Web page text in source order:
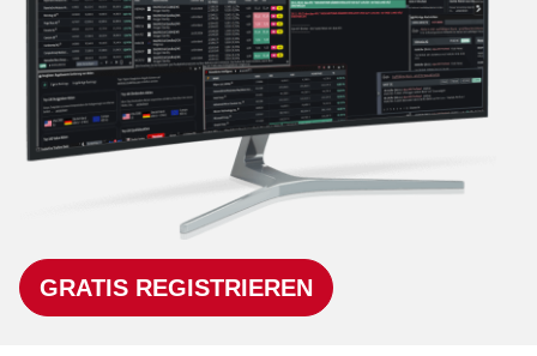
GRATIS REGISTRIEREN